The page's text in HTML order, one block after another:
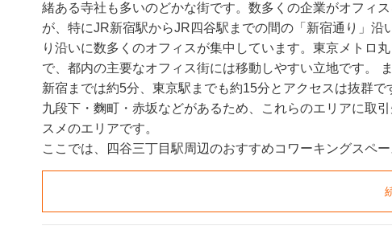
緒ある寺社も多いのどかな街です。数多くの企業がオフィ
が、特にJR新宿駅からJR四谷駅までの間の「新宿通り」沿
り沿いに数多くのオフィスが集中しています。東京メトロ
で、都内の主要なオフィス街には移動しやすい立地です。
新宿までは約5分、東京駅までも約15分とアクセスは抜群で
九段下・麴町・赤坂などがあるため、これらのエリアに取
スメのエリアです。
ここでは、四谷三丁目駅周辺のおすすめコワーキングスペ